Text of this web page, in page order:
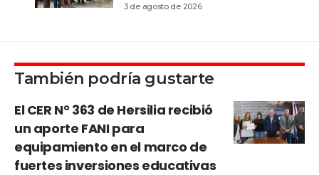
3 de agosto de 2026
También podría gustarte
El CER N° 363 de Hersilia recibió
un aporte FANI para
equipamiento en el marco de
fuertes inversiones educativas